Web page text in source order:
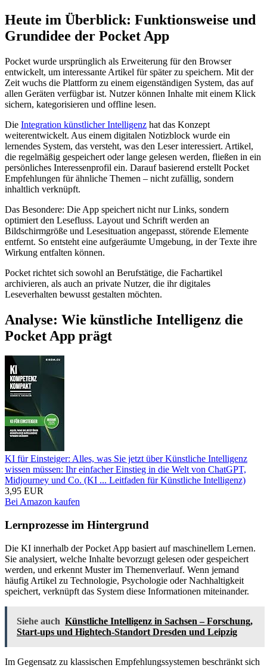
Heute im Überblick: Funktionsweise und
Grundidee der Pocket App
Pocket wurde ursprünglich als Erweiterung für den Browser
entwickelt, um interessante Artikel für später zu speichern. Mit der
Zeit wuchs die Plattform zu einem eigenständigen System, das auf
allen Geräten verfügbar ist. Nutzer können Inhalte mit einem Klick
sichern, kategorisieren und offline lesen.
Die Integration künstlicher Intelligenz hat das Konzept
weiterentwickelt. Aus einem digitalen Notizblock wurde ein
lernendes System, das versteht, was den Leser interessiert. Artikel,
die regelmäßig gespeichert oder lange gelesen werden, fließen in ein
persönliches Interessenprofil ein. Darauf basierend erstellt Pocket
Empfehlungen für ähnliche Themen – nicht zufällig, sondern
inhaltlich verknüpft.
Das Besondere: Die App speichert nicht nur Links, sondern
optimiert den Lesefluss. Layout und Schrift werden an
Bildschirmgröße und Lesesituation angepasst, störende Elemente
entfernt. So entsteht eine aufgeräumte Umgebung, in der Texte ihre
Wirkung entfalten können.
Pocket richtet sich sowohl an Berufstätige, die Fachartikel
archivieren, als auch an private Nutzer, die ihr digitales
Leseverhalten bewusst gestalten möchten.
Analyse: Wie künstliche Intelligenz die
Pocket App prägt
KI für Einsteiger: Alles, was Sie jetzt über Künstliche Intelligenz
wissen müssen: Ihr einfacher Einstieg in die Welt von ChatGPT,
Midjourney und Co. (KI ... Leitfaden für Künstliche Intelligenz)
3,95 EUR
Bei Amazon kaufen
Lernprozesse im Hintergrund
Die KI innerhalb der Pocket App basiert auf maschinellem Lernen.
Sie analysiert, welche Inhalte bevorzugt gelesen oder gespeichert
werden, und erkennt Muster im Themenverlauf. Wenn jemand
häufig Artikel zu Technologie, Psychologie oder Nachhaltigkeit
speichert, verknüpft das System diese Informationen miteinander.
Siehe auch Künstliche Intelligenz in Sachsen – Forschung,
Start-ups und Hightech-Standort Dresden und Leipzig
Im Gegensatz zu klassischen Empfehlungssystemen beschränkt sich